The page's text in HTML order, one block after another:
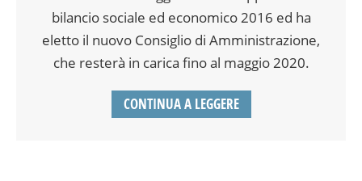
bilancio sociale ed economico 2016 ed ha
eletto il nuovo Consiglio di Amministrazione,
che resterà in carica fino al maggio 2020.
CONTINUA A LEGGERE